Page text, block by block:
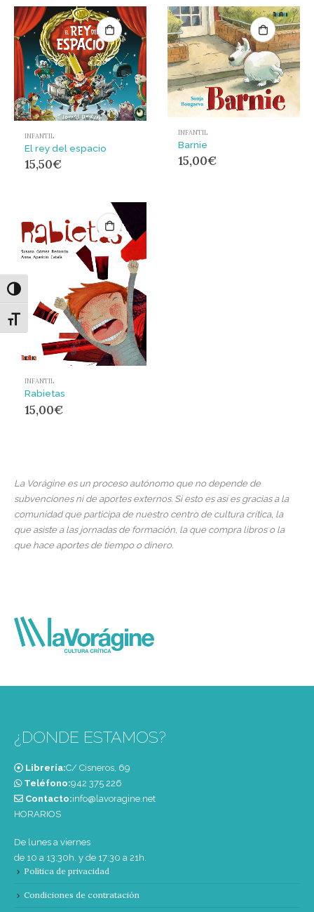
Alternar alto contraste
Alternar tamaño de letra
INFANTIL
El rey del espacio
15,50€
INFANTIL
Barnie
15,00€
INFANTIL
Rabietas
15,00€
La Vorágine es un proceso autónomo que no depende de
subvenciones ni de aportes externos. Si esto es así es gracias a la
comunidad que participa de nuestro centro de cultura crítica, la
que asiste a las jornadas de formación, la que compra libros o la
que hace aportes de tiempo o dinero.
¿DONDE ESTAMOS?
Librería:C/ Cisneros, 69
Teléfono:‭942 375 226‬
Contacto:info@lavoragine.net
HORARIOS
De lunes a viernes
de 10 a 13:30h. y de 17:30 a 21h.
Política de privacidad
Condiciones de contratación